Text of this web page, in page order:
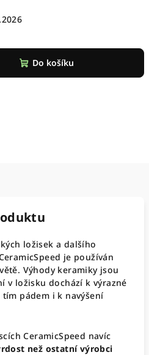
Do košíku
ložisek a dalšího
je používán
Výhody keramiky jsou
v ložisku dochází k výrazné
pádem i k navýšení
CeramicSpeed navíc
než ostatní výrobci